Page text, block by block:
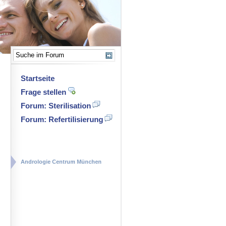
Startseite
Frage stellen
Forum: Sterilisation
Forum: Refertilisierung
Andrologie Centrum München